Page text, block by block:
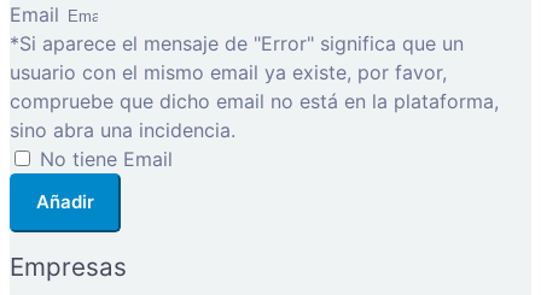
Email
*Si aparece el mensaje de "Error" significa que un
usuario con el mismo email ya existe, por favor,
compruebe que dicho email no está en la plataforma,
sino abra una incidencia.
No tiene Email
Añadir
Empresas